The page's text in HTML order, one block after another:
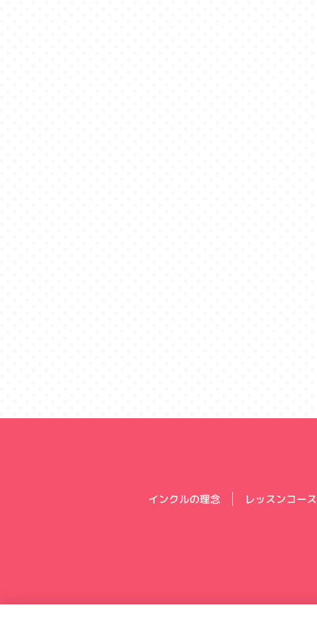
インクルの理念 レッスンコース